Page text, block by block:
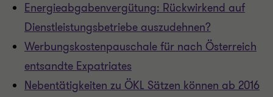
Energieabgabenvergütung: Rückwirkend auf
Dienstleistungsbetriebe auszudehnen?
Werbungskostenpauschale für nach Österreich
entsandte Expatriates
Nebentätigkeiten zu ÖKL Sätzen können ab 2016